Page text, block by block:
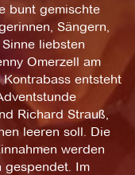
bunt gemischte
Sängern,
liebsten
Omerzell am
entsteht
Richard Strauß,
leeren soll. Die
werden
gespendet. Im